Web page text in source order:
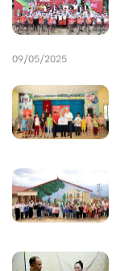
09/05/2025